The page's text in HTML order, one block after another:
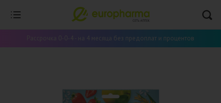
Рассрочка 0-0-4 - на 4 месяца без предоплат и процентов